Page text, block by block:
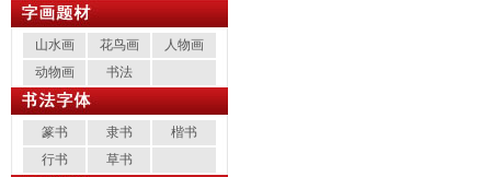
山水画 花鸟画
人物画
动物画
书法
篆书 隶书
楷书
行书
草书